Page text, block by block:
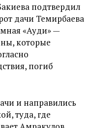
подтвердил
дачи Темирбаева
«Ауди» —
которые
погиб
и направились
туда, где